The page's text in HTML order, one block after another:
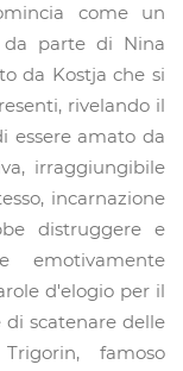
come un
parte di Nina
da Kostja che si
rivelando il
essere amato da
irraggiungibile
incarnazione
distruggere e
emotivamente
d'elogio per il
di scatenare delle
famoso